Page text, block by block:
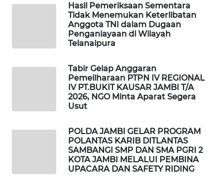
Hasil Pemeriksaan Sementara
Tidak Menemukan Keterlibatan
Anggota TNI dalam Dugaan
Penganiayaan di Wilayah
Telanaipura
Tabir Gelap Anggaran
Pemeliharaan PTPN IV REGIONAL
IV PT.BUKIT KAUSAR JAMBI T/A
2026, NGO Minta Aparat Segera
Usut
POLDA JAMBI GELAR PROGRAM
POLANTAS KARIB DITLANTAS
SAMBANGI SMP DAN SMA PGRI 2
KOTA JAMBI MELALUI PEMBINA
UPACARA DAN SAFETY RIDING
FORJASIDA